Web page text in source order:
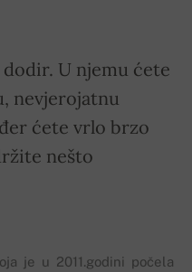
U njemu ćete
nevjerojatnu
ćete vrlo brzo
nešto
je u 2011.godini počela